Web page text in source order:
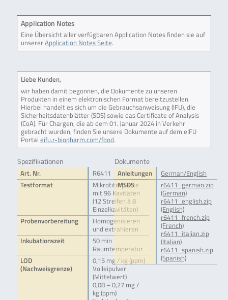
Application Notes
Eine Übersicht aller verfügbaren Application Notes finden sie auf
unsererApplication Notes Seite.
Liebe Kunden,
wir haben damit begonnen, die Dokumente zu unseren
Produkten in einem elektronischen Format bereitzustellen.
Hierbei handelt es sich um die Gebrauchsanweisung (IFU), die
Sicherheitsdatenblätter (SDS) sowie das Certificate of Analysis
(CoA). Für Chargen, die ab dem 01. Januar 2024 in Verkehr
gebracht wurden, finden Sie unsere Dokumente auf dem eIFU
Portal eifu.r-biopharm.com/food.
Spezifikationen
Art. Nr.
R6411
Testformat
Mikrotiterplatte
mit 96 Kavitäten
(12 Streifen à 8
Einzelkavitäten)
Probenvorbereitung
Homogenisieren
und extrahieren
Inkubationszeit
50 min
Raumtemperatur
LOD
(Nachweisgrenze)
0,15 mg / kg (ppm)
Volleipulver
(Mittelwert)
0,08 – 0,27 mg /
kg (ppm)
Dokumente
Anleitungen
German/English
MSDS
r6411_german.zip
(German)
r6411_english.zip
(English)
r6411_french.zip
(French)
r6411_italian.zip
(Italian)
r6411_spanish.zip
(Spanish)